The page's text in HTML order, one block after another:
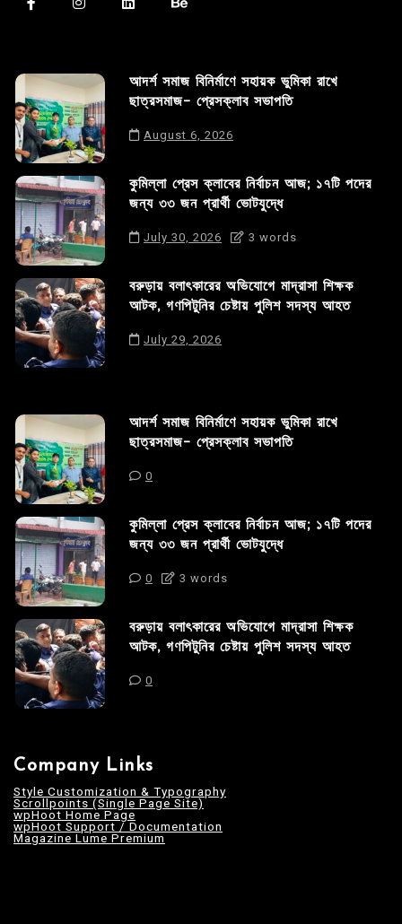
আদর্শ সমাজ বিনির্মাণে সহায়ক ভুমিকা রাখে
ছাত্রসমাজ- প্রেসক্লাব সভাপতি
August 6, 2026
কুমিল্লা প্রেস ক্লাবের নির্বাচন আজ; ১৭টি পদের
জন্য ৩৩ জন প্রার্থী ভোটযুদ্ধে
July 30, 2026 3 words
বরুড়ায় বলাৎকারের অভিযোগে মাদ্রাসা শিক্ষক
আটক, গণপিটুনির চেষ্টায় পুলিশ সদস্য আহত
July 29, 2026
আদর্শ সমাজ বিনির্মাণে সহায়ক ভুমিকা রাখে
ছাত্রসমাজ- প্রেসক্লাব সভাপতি
0
কুমিল্লা প্রেস ক্লাবের নির্বাচন আজ; ১৭টি পদের
জন্য ৩৩ জন প্রার্থী ভোটযুদ্ধে
0 3 words
বরুড়ায় বলাৎকারের অভিযোগে মাদ্রাসা শিক্ষক
আটক, গণপিটুনির চেষ্টায় পুলিশ সদস্য আহত
0
Company Links
Style Customization & Typography
Scrollpoints (Single Page Site)
wpHoot Home Page
wpHoot Support / Documentation
Magazine Lume Premium